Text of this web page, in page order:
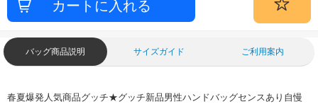
バッグ商品説明 サイズガイド ご利用案内
春夏爆発人気商品グッチ★グッチ新品男性ハンドバッグセンスあり自慢